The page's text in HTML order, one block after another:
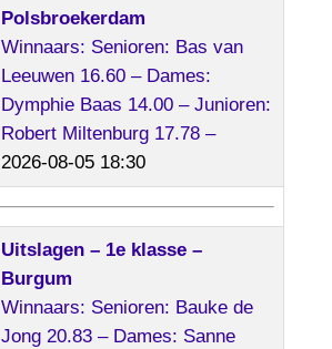
Polsbroekerdam
Winnaars: Senioren: Bas van
Leeuwen 16.60 – Dames:
Dymphie Baas 14.00 – Junioren:
Robert Miltenburg 17.78 –
2026-08-05 18:30
Uitslagen – 1e klasse –
Burgum
Winnaars: Senioren: Bauke de
Jong 20.83 – Dames: Sanne